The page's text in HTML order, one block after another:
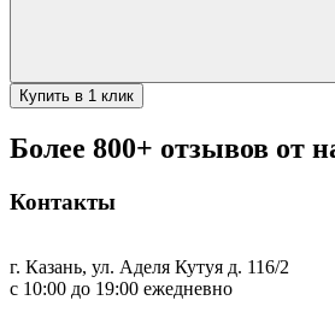
Купить в 1 клик
Более 800+ отзывов от
Контакты
г. Казань, ул. Аделя Кутуя д. 116/2
с 10:00 до 19:00 ежедневно